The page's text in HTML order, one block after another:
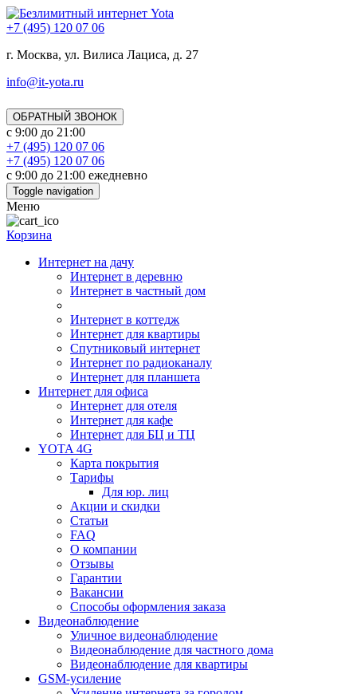
+7 (495) 120 07 06
г. Москва, ул. Вилиса Лациса, д. 27
info@it-yota.ru
ОБРАТНЫЙ ЗВОНОК
с 9:00 до 21:00
+7 (495) 120 07 06
+7 (495) 120 07 06
с 9:00 до 21:00 ежедневно
Toggle navigation
Меню
Корзина
Интернет на дачу
Интернет в деревню
Интернет в частный дом
Интернет в коттедж
Интернет для квартиры
Спутниковый интернет
Интернет по радиоканалу
Интернет для планшета
Интернет для офиса
Интернет для отеля
Интернет для кафе
Интернет для БЦ и ТЦ
YOTA 4G
Карта покрытия
Тарифы
Для юр. лиц
Акции и скидки
Статьи
FAQ
О компании
Отзывы
Гарантии
Вакансии
Способы оформления заказа
Видеонаблюдение
Уличное видеонаблюдение
Видеонаблюдение для частного дома
Видеонаблюдение для квартиры
GSM-усиление